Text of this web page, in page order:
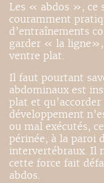
Les « abdos », ce
couramment
d’entraînements
garder « la
ventre plat.
Il faut pourtant
abdominaux est
plat et
développement
ou mal exécutés,
périnée, à la paroi
intervertébraux. Il
cette force fait
abdos.